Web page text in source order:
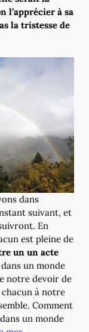
l’apprécier à sa
la tristesse de
dans
suivant, et
En
est pleine de
un un acte
un monde
notre devoir de
à notre
Comment
un monde